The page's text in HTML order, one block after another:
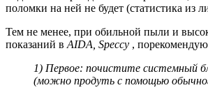
поломки на ней не будет (статистика из
Тем не менее, при обильной пыли и
показаний в AIDA, Speccy ,
1) Первое: почистите системный
(можно продуть с помощью